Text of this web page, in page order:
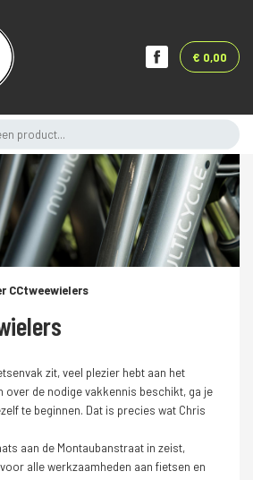
€ 0,00
CCtweewielers
zit, veel plezier hebt aan het
over de nodige vakkennis beschikt, ga je
te beginnen. Dat is precies wat Chris
aan de Montaubanstraat in zeist,
alle werkzaamheden aan fietsen en